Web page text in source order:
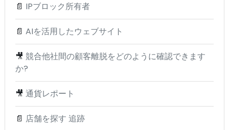
📄 IPブロック所有者
📄 AIを活用したウェブサイト
🎥 競合他社間の顧客離脱をどのように確認できます
か?
🎥 通貨レポート
📄 店舗を探す 追跡